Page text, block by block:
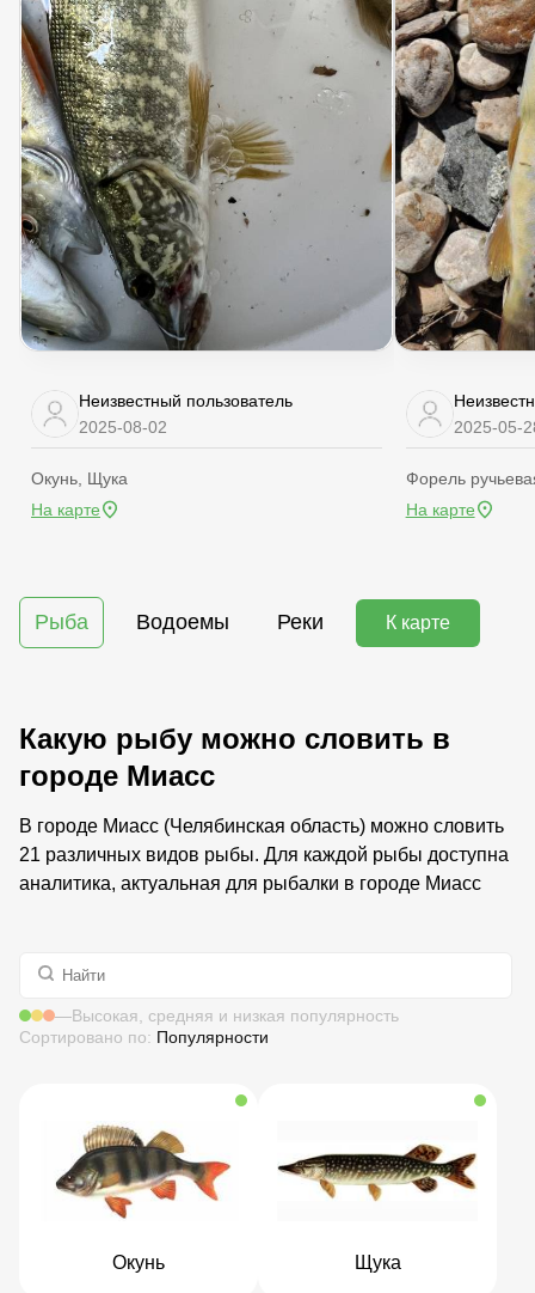
Неизвестный пользователь
2025-08-02
Окунь, Щука
На карте
2025-05-
Форель
На карте
Рыба Водоемы Реки К карте
Какую рыбу можно словить в
городе Миасс
В городе Миасс (Челябинская область) можно словить
21 различных видов рыбы. Для каждой рыбы доступна
аналитика, актуальная для рыбалки в городе Миасс
—Высокая, средняя и низкая популярность
Сортировано по: Популярности
Окунь Щука